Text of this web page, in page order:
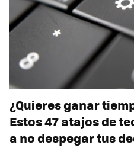
¿Quieres ganar
Estos 47 atajos de
a no despegar tus